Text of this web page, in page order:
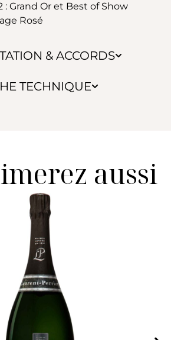
& ACCORDS
TECHNIQUE
: Grand Or et Best of Show
Rosé
aussi